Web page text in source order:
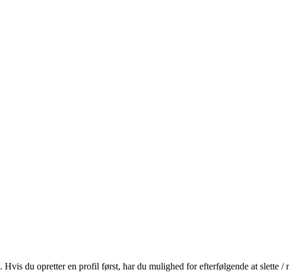
du opretter en profil først, har du mulighed for efterfølgende at slette /